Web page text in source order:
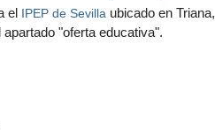
el IPEP de Sevilla ubicado en Triana,
"oferta educativa".